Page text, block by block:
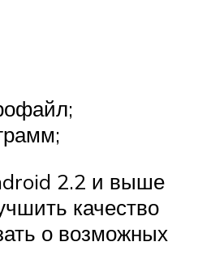
2.2 и выше
качество
о возможных